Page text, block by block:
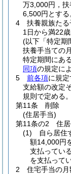
万3,000円，
6,500円とする
4
扶養親族た
1日から満22
(以下「特定期
扶養手当ての
特定期間にあ
同項の規定に
5
前各項に規
支給額の改定
規則で定める。
第11条
削除
(住居手当)
第11条の2
住
(1)
自ら居住
額14,000円
支払ってい
を支払って
2
住宅手当の月